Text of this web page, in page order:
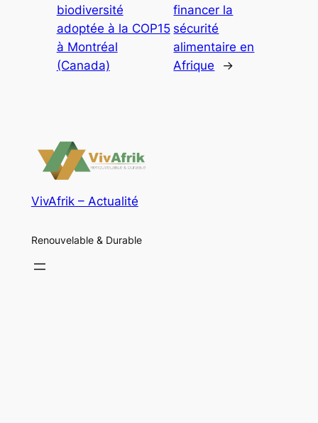
biodiversité
adoptée à la COP15
à Montréal
(Canada)
financer la
sécurité
alimentaire en
Afrique
→
VivAfrik – Actualité
Renouvelable & Durable